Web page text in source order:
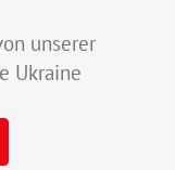
unserer
Ukraine